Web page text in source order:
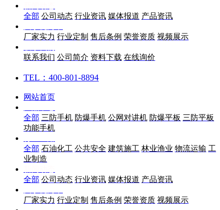
全部 公司动态 行业资讯 媒体报道 产品资讯
厂家实力 行业定制 售后条例 荣誉资质 视频展示
联系我们 公司简介 资料下载 在线询价
TEL：400-801-8894
网站首页
全部 三防手机 防爆手机 公网对讲机 防爆平板 三防平板
功能手机
全部 石油化工 公共安全 建筑施工 林业渔业 物流运输 工
业制造
全部 公司动态 行业资讯 媒体报道 产品资讯
厂家实力 行业定制 售后条例 荣誉资质 视频展示